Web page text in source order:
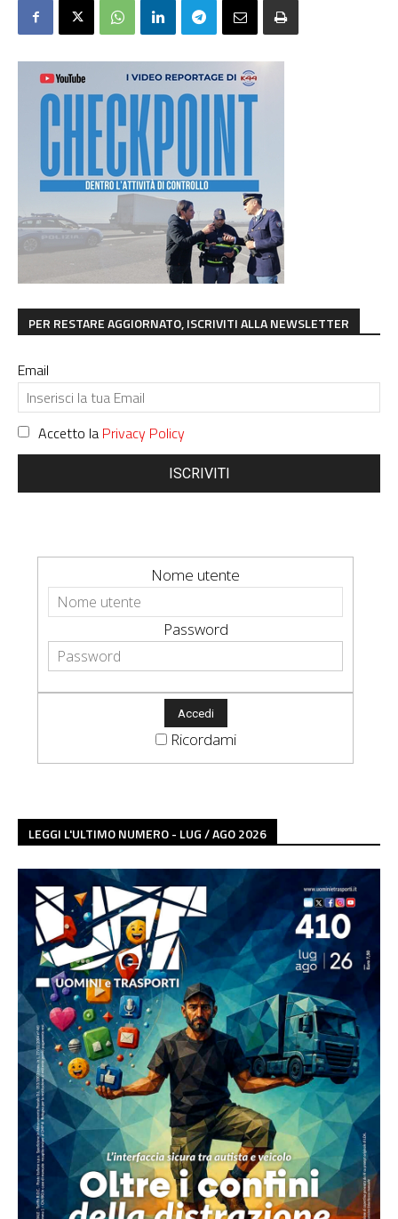
PER RESTARE AGGIORNATO, ISCRIVITI ALLA NEWSLETTER
Email
Accetto la Privacy Policy
ISCRIVITI
Nome utente
Password
Ricordami
LEGGI L'ULTIMO NUMERO - LUG / AGO 2026